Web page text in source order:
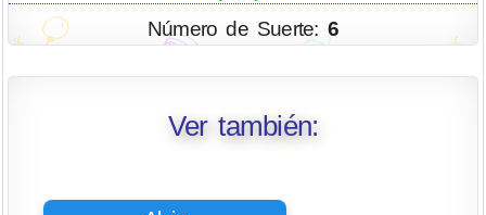
Número de Suerte: 6
Ver también: